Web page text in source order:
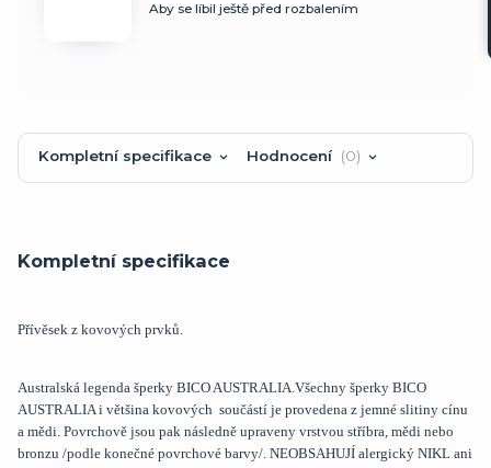
Aby se líbil ještě před rozbalením
Kompletní specifikace Hodnocení 0
Kompletní specifikace
Přívěsek z kovových prvků.
Australská legenda šperky BICO AUSTRALIA.Všechny šperky BICO
AUSTRALIA i většina kovových součástí je provedena z jemné slitiny cínu
a mědi. Povrchově jsou pak následně upraveny vrstvou stříbra, mědi nebo
bronzu /podle konečné povrchové barvy/. NEOBSAHUJÍ alergický NIKL ani